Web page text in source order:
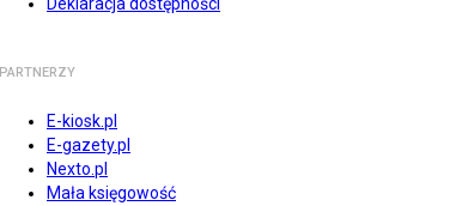
PARTNERZY
E-kiosk.pl
E-gazety.pl
Nexto.pl
Mała księgowość